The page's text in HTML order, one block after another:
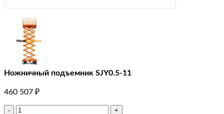
Ножничный подъемник SJY0.5-11
460 507 ₽
Количество